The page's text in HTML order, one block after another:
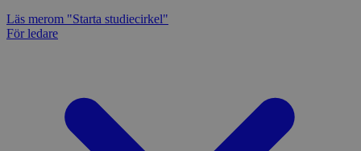
Läs merom "Starta studiecirkel"
För ledare